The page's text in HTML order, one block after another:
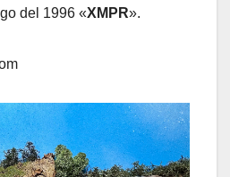
del 1996 «XMPR».